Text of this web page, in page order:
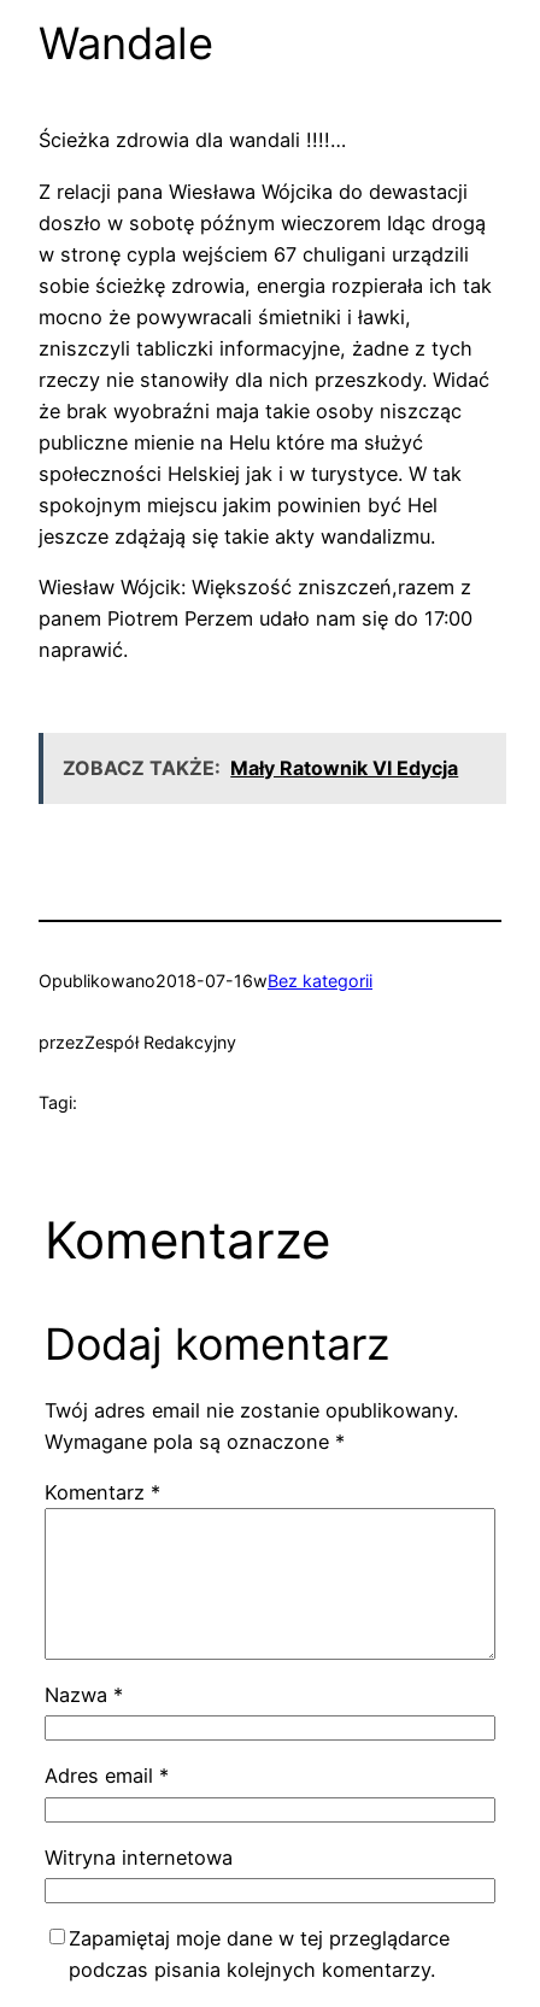
Wandale
Ścieżka zdrowia dla wandali !!!!…
Z relacji pana Wiesława Wójcika do dewastacji
doszło w sobotę późnym wieczorem Idąc drogą
w stronę cypla wejściem 67 chuligani urządzili
sobie ścieżkę zdrowia, energia rozpierała ich tak
mocno że powywracali śmietniki i ławki,
zniszczyli tabliczki informacyjne, żadne z tych
rzeczy nie stanowiły dla nich przeszkody. Widać
że brak wyobraźni maja takie osoby niszcząc
publiczne mienie na Helu które ma służyć
społeczności Helskiej jak i w turystyce. W tak
spokojnym miejscu jakim powinien być Hel
jeszcze zdążają się takie akty wandalizmu.
Wiesław Wójcik: Większość zniszczeń,razem z
panem Piotrem Perzem udało nam się do 17:00
naprawić.
ZOBACZ TAKŻE: Mały Ratownik VI Edycja
Opublikowano2018-07-16wBez kategorii
przezZespół Redakcyjny
Tagi:
Komentarze
Dodaj komentarz
Twój adres email nie zostanie opublikowany.
Wymagane pola są oznaczone *
Komentarz *
Nazwa *
Adres email *
Witryna internetowa
Zapamiętaj moje dane w tej przeglądarce
podczas pisania kolejnych komentarzy.